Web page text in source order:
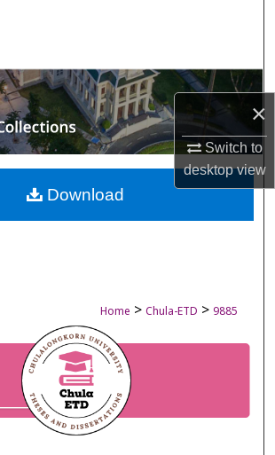
×
Switch to
desktopview
Collections
My Account
About
Commons Network™
Home > Chula-ETD > 9885
Download